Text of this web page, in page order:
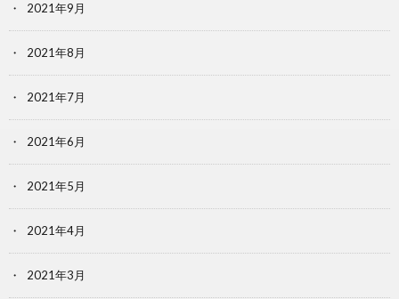
2021年9月
2021年8月
2021年7月
2021年6月
2021年5月
2021年4月
2021年3月